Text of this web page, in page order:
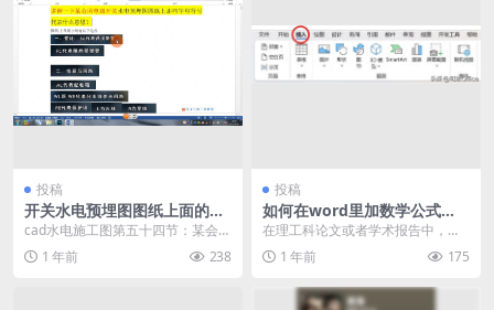
投稿
开关水电预埋图图纸上面的一
些字母符号代表什么
cad水电施工图第五十四节：某会所
电器开关水电预埋图图纸上面的一
些字母符号代表什...
1 年前 238
投稿
如何在word里加数学公式
（数学公式怎么在word里打
出来）
在理工科论文或者学术报告中，经
常需要输入各种数学公式，如何在
Word中快捷地插入...
1 年前 175